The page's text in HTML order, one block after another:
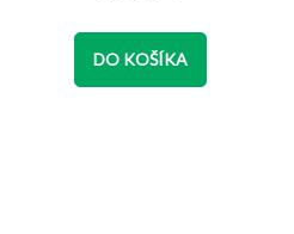
5
hviezdičiek.
DO KOŠÍKA